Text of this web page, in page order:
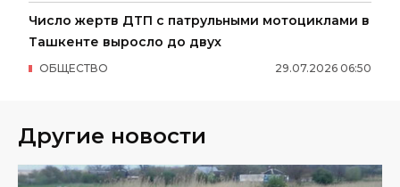
Число жертв ДТП с патрульными мотоциклами в
Ташкенте выросло до двух
29.07.2026 06:50
ОБЩЕСТВО
Другие новости